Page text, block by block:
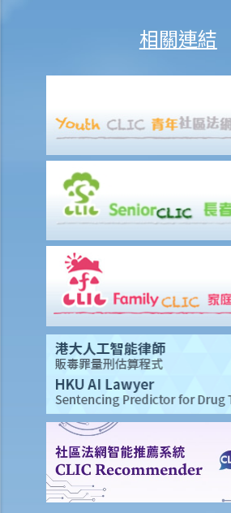
因工受傷以及有關補償
賠償責任
怎樣才算是因工及在僱用期間遭遇意外（簡稱
在甚麼情況下，僱主不需要為其僱員的工傷負
賠償項目
我的配偶在工作時因意外而死亡，我或我的家
我在工作時因遇到意外而受傷及導致傷殘，我
除上述的賠償外，我可否就工傷而獲得其他賠
工傷或有關意外之報告
僱主向勞工處報告與工作有關的意外之時限是
僱員可否向勞工處報告與工作有關的意外？
其他有關工傷的事項
如何安排支付工傷賠償？
若然我不能與僱主和平地解決工傷賠償問題，
多久？
相關連結